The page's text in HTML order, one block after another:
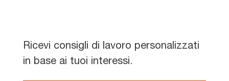
Ricevi consigli di lavoro personalizzati
in base ai tuoi interessi.